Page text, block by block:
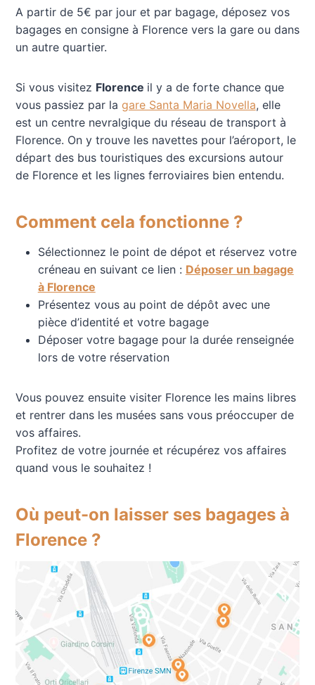
A partir de 5€ par jour et par bagage, déposez vos
bagages en consigne à Florence vers la gare ou dans
un autre quartier.
Si vous visitez Florence il y a de forte chance que
vous passiez par la gare Santa Maria Novella, elle
est un centre nevralgique du réseau de transport à
Florence. On y trouve les navettes pour l’aéroport, le
départ des bus touristiques des excursions autour
de Florence et les lignes ferroviaires bien entendu.
Comment cela fonctionne ?
Sélectionnez le point de dépot et réservez votre
créneau en suivant ce lien : Déposer un bagage
à Florence
Présentez vous au point de dépôt avec une
pièce d’identité et votre bagage
Déposer votre bagage pour la durée renseignée
lors de votre réservation
Vous pouvez ensuite visiter Florence les mains libres
et rentrer dans les musées sans vous préoccuper de
vos affaires.
Profitez de votre journée et récupérez vos affaires
quand vous le souhaitez !
Où peut-on laisser ses bagages à
Florence ?